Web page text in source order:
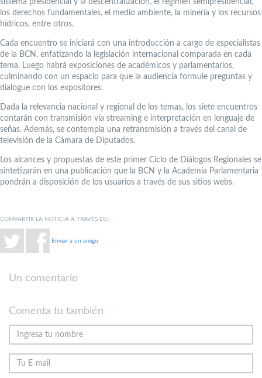
sistema presidencial y la descentralización, el régimen semipresidencial,
los derechos fundamentales, el medio ambiente, la minería y los recursos
hídricos, entre otros.
Cada encuentro se iniciará con una introducción a cargo de especialistas
de la BCN, enfatizando la legislación internacional comparada en cada
tema. Luego habrá exposiciones de académicos y parlamentarios,
culminando con un espacio para que la audiencia formule preguntas y
dialogue con los expositores.
Dada la relevancia nacional y regional de los temas, los siete encuentros
contarán con transmisión vía streaming e interpretación en lenguaje de
señas. Además, se contempla una retransmisión a través del canal de
televisión de la Cámara de Diputados.
Los alcances y propuestas de este primer Ciclo de Diálogos Regionales se
sintetizarán en una publicación que la BCN y la Academia Parlamentaria
pondrán a disposición de los usuarios a través de sus sitios webs.
COMPARTIR LA NOTICIA A TRAVÉS DE:
Enviar a un amigo
Un comentario
Comenta tu también